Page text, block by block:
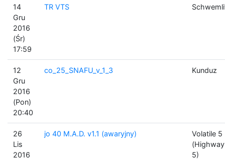
14
Gru
2016
(Śr)
17:59
TR VTS
12
Gru
2016
(Pon)
20:40
co_25_SNAFU_v_1_3 Kunduz
26
Lis
2016
jo 40 M.A.D. v1.1 (awaryjny)
Volatile 5
(Highway
5)